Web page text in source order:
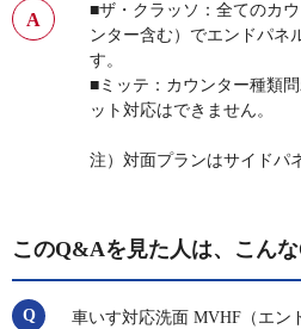
■ザ・クラッソ：全てのカ
ンター含む）でエンドパネ
す。
■ミッテ：カウンター種類
ット対応はできません。
注）対面プランはサイドパ
このQ&Aを見た人は、こん
車いす対応洗面 MVHF（エン